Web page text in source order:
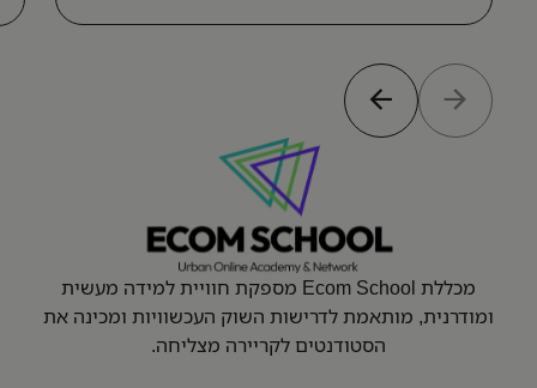
מכללת Ecom School מספקת חוויית למידה מעשית
ומודרנית, מותאמת לדרישות השוק העכשוויות ומכינה את
הסטודנטים לקריירה מצליחה.